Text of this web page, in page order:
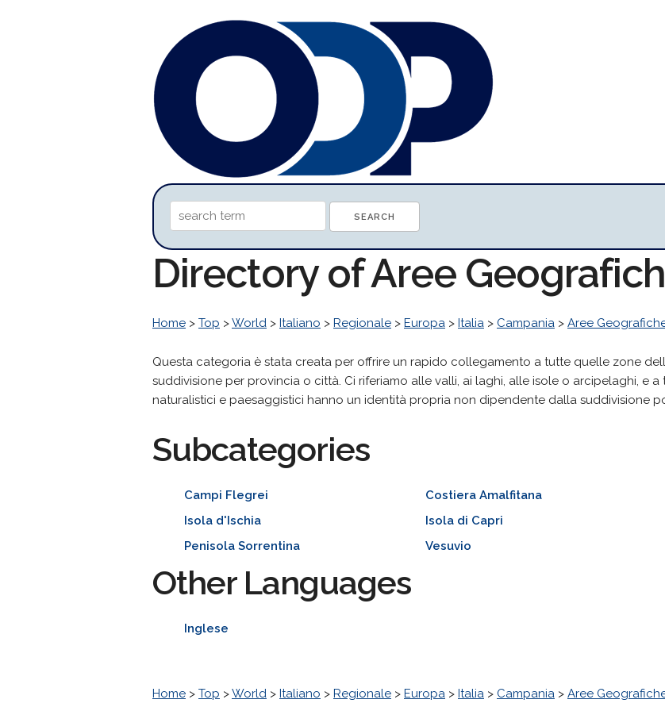
Directory of Aree
Home > Top >World > Italiano > Regionale > Europa > Italia > Campania > Aree
Questa categoria è stata creata per offrire un rapido collegamento a tutte quelle zone
suddivisione per provincia o città. Ci riferiamo alle valli, ai laghi, alle isole o arcipelaghi, e
naturalistici e paesaggistici hanno un identità propria non dipendente dalla suddivisione
Subcategories
Campi Flegrei Costiera Amalfitana
Isola d'Ischia
Isola di Capri
Penisola Sorrentina
Vesuvio
Other Languages
Inglese
Home > Top >World > Italiano > Regionale > Europa > Italia > Campania > Aree